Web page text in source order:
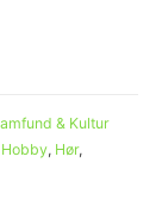
& Kultur
Hobby, Hør,